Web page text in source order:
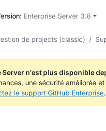
Enterprise Server 3.8
de projects (classic) /
n'est plus disponible
une sécurité améliorée
le support GitHub Enterprise.